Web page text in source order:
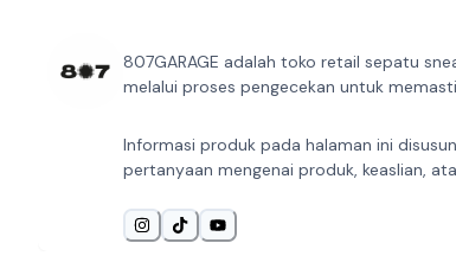
807GARAGE adalah toko retail sepatu
melalui proses pengecekan untuk
Informasi produk pada halaman ini
pertanyaan mengenai produk, keaslian,